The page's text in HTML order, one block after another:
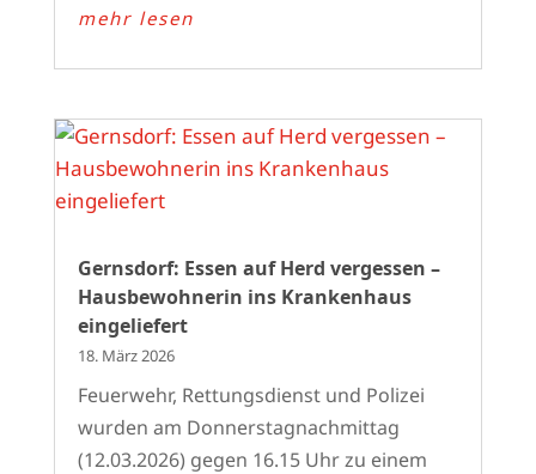
mehr lesen
Gernsdorf: Essen auf Herd vergessen –
Hausbewohnerin ins Krankenhaus
eingeliefert
18. März 2026
Feuerwehr, Rettungsdienst und Polizei
wurden am Donnerstagnachmittag
(12.03.2026) gegen 16.15 Uhr zu einem